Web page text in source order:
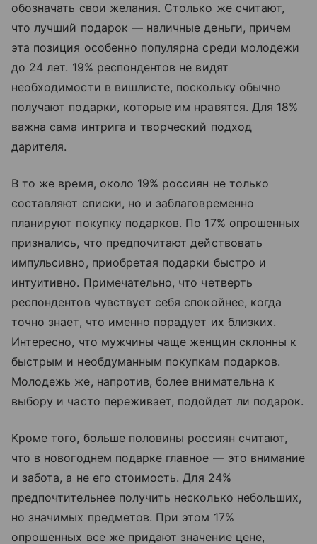
обозначать свои желания. Столько же считают,
что лучший подарок — наличные деньги, причем
эта позиция особенно популярна среди молодежи
до 24 лет. 19% респондентов не видят
необходимости в вишлисте, поскольку обычно
получают подарки, которые им нравятся. Для 18%
важна сама интрига и творческий подход
дарителя.
В то же время, около 19% россиян не только
составляют списки, но и заблаговременно
планируют покупку подарков. По 17% опрошенных
признались, что предпочитают действовать
импульсивно, приобретая подарки быстро и
интуитивно. Примечательно, что четверть
респондентов чувствует себя спокойнее, когда
точно знает, что именно порадует их близких.
Интересно, что мужчины чаще женщин склонны к
быстрым и необдуманным покупкам подарков.
Молодежь же, напротив, более внимательна к
выбору и часто переживает, подойдет ли подарок.
Кроме того, больше половины россиян считают,
что в новогоднем подарке главное — это внимание
и забота, а не его стоимость. Для 24%
предпочтительнее получить несколько небольших,
но значимых предметов. При этом 17%
опрошенных все же придают значение цене,